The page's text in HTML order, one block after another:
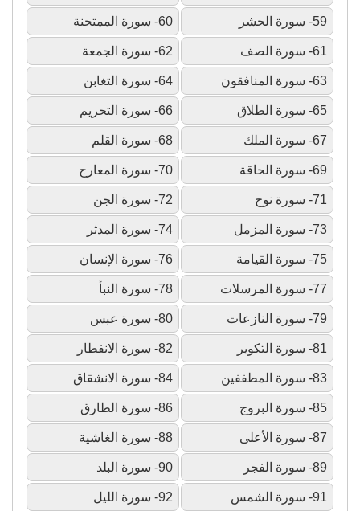
59- سورة الحشر 60- سورة الممتحنة
61- سورة الصف 62- سورة الجمعة
63- سورة المنافقون 64- سورة التغابن
65- سورة الطلاق 66- سورة التحريم
67- سورة الملك 68- سورة القلم
69- سورة الحاقة 70- سورة المعارج
71- سورة نوح 72- سورة الجن
73- سورة المزمل 74- سورة المدثر
75- سورة القيامة 76- سورة الإنسان
77- سورة المرسلات 78- سورة النبأ
79- سورة النازعات 80- سورة عبس
81- سورة التكوير 82- سورة الانفطار
83- سورة المطففين 84- سورة الانشقاق
85- سورة البروج 86- سورة الطارق
87- سورة الأعلى 88- سورة الغاشية
89- سورة الفجر 90- سورة البلد
91- سورة الشمس 92- سورة الليل